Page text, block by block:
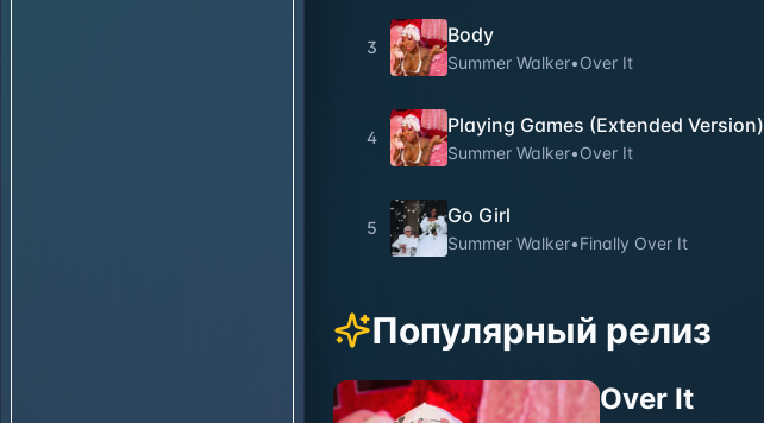
3
Body
Summer Walker•Over It
4
Playing Games (Extended Version)
Summer Walker•Over It
5
Go Girl
Summer Walker•Finally Over It
Популярный релиз
Over It